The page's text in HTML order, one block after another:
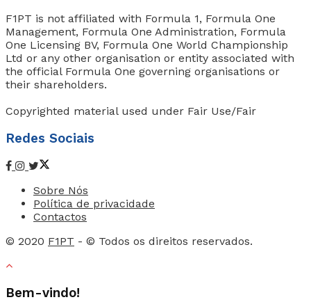
F1PT is not affiliated with Formula 1, Formula One
Management, Formula One Administration, Formula
One Licensing BV, Formula One World Championship
Ltd or any other organisation or entity associated with
the official Formula One governing organisations or
their shareholders.
Copyrighted material used under Fair Use/Fair
Redes Sociais
Sobre Nós
Política de privacidade
Contactos
© 2020 F1PT - © Todos os direitos reservados.
Bem-vindo!